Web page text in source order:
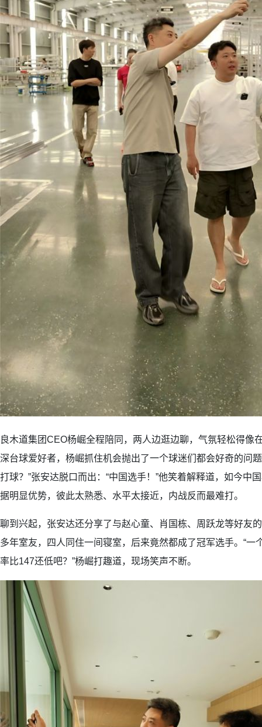
良木道集团CEO杨崛全程陪同，两人边逛边聊，气氛轻松得像
深台球爱好者，杨崛抓住机会抛出了一个球迷们都会好奇的问
打球？”张安达脱口而出：“中国选手！”他笑着解释道，如今中
据明显优势，彼此太熟悉、水平太接近，内战反而最难打。
聊到兴起，张安达还分享了与赵心童、肖国栋、周跃龙等好
多年室友，四人同住一间寝室，后来竟然都成了冠军选手。“一
率比147还低吧？”杨崛打趣道，现场笑声不断。